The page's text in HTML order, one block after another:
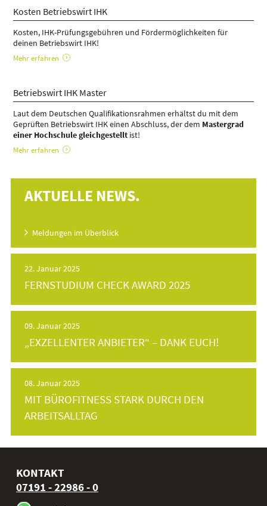
Kosten Betriebswirt IHK
Kosten, IHK-Prüfungsgebühren und Fördermöglichkeiten für
deinen Betriebswirt IHK!
Mehr erfahren
Betriebswirt IHK Master
Laut dem Deutschen Qualifikationsrahmen erhältst du mit dem
Geprüften Betriebswirt IHK einen Abschluss, der dem Mastergrad
einer Hochschule gleichgestellt ist!
Mehr erfahren
AKTUELLE NEWS.
Meldungen im Überblick
22. Januar 2025
FERNSTUDIUM CHECK AWARD 2025
09. Januar 2025
„EXZELLENTER ANBIETER“ – DANK EUCH!
08. Januar 2025
MIT BÜROFITNESS STARK DURCH DEN
ARBEITSALLTAG
KONTAKT
07191 - 22986 - 0